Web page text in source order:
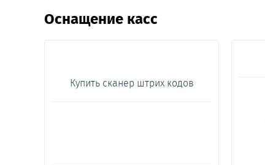
Оснащение касс
Купить сканер штрих кодов